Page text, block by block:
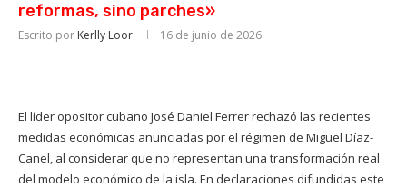
reformas, sino parches»
Escrito por Kerlly Loor 16 de junio de 2026
El líder opositor cubano José Daniel Ferrer rechazó las recientes
medidas económicas anunciadas por el régimen de Miguel Díaz-
Canel, al considerar que no representan una transformación real
del modelo económico de la isla. En declaraciones difundidas este